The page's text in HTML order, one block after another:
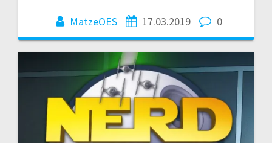
MatzeOES 17.03.2019 0